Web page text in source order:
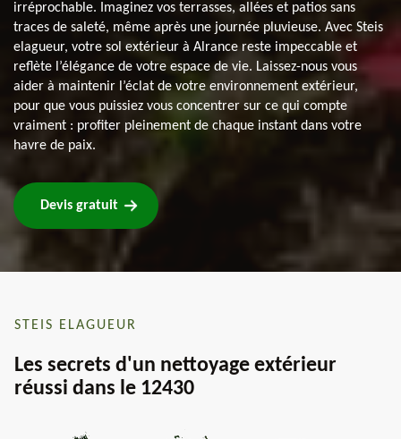
irréprochable. Imaginez vos terrasses, allées et patios sans
traces de saleté, même après une journée pluvieuse. Avec Steis
elagueur, votre sol extérieur à Alrance reste impeccable et
reflète l’élégance de votre espace de vie. Laissez-nous vous
aider à maintenir l’éclat de votre environnement extérieur,
pour que vous puissiez vous concentrer sur ce qui compte
vraiment : profiter pleinement de chaque instant dans votre
havre de paix.
Devis gratuit
STEIS ELAGUEUR
Les secrets d'un nettoyage extérieur
réussi dans le 12430